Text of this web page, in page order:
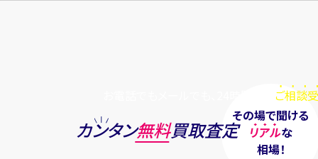
ご相談
その場で聞ける
リアルな
相場！
カンタン無料買取査定